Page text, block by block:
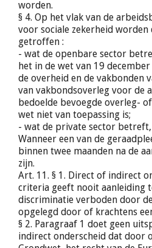
worden.
§ 4. Op het vlak van de
voor sociale zekerheid
getroffen :
- wat de openbare sector
het in de wet van 19
de overheid en de vakbonden
van vakbondsoverleg voor de
bedoelde bevoegde overleg-
wet niet van toepassing is;
- wat de private sector
Wanneer een van de
binnen twee maanden na de
zijn.
Art. 11. § 1. Direct of indirect
criteria geeft nooit aanleiding
discriminatie verboden door
opgelegd door of krachtens
§ 2. Paragraaf 1 doet geen
indirect onderscheid dat door